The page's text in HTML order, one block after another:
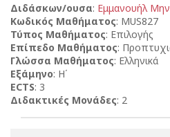
Διδάσκων/ουσα: Εμμανουήλ
Κωδικός Μαθήματος: MUS827
Τύπος Μαθήματος: Επιλογής
Επίπεδο Μαθήματος:
Γλώσσα Μαθήματος: Ελληνικά
Εξάμηνο: Η΄
ECTS: 3
Διδακτικές Μονάδες: 2